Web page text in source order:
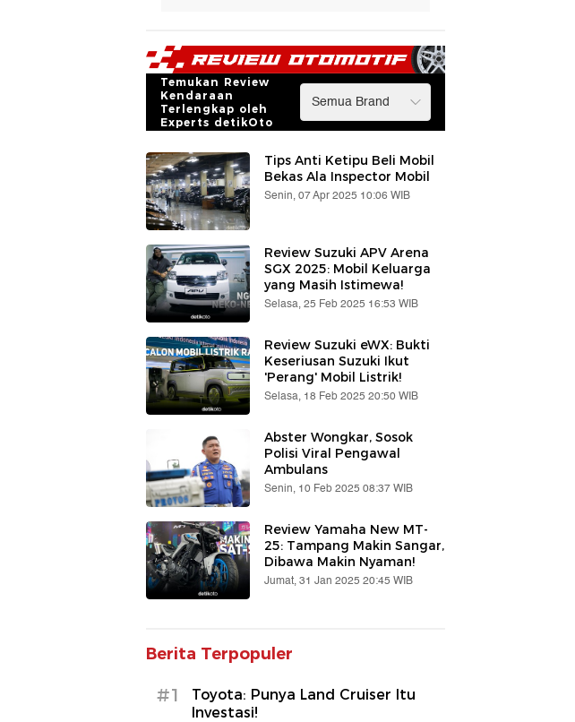
Temukan Review
Kendaraan
Terlengkap oleh
Experts detikOto
Tips Anti Ketipu Beli Mobil
Bekas Ala Inspector Mobil
Senin, 07 Apr 2025 10:06 WIB
Review Suzuki APV Arena
SGX 2025: Mobil Keluarga
yang Masih Istimewa!
Selasa, 25 Feb 2025 16:53 WIB
Review Suzuki eWX: Bukti
Keseriusan Suzuki Ikut
'Perang' Mobil Listrik!
Selasa, 18 Feb 2025 20:50 WIB
Abster Wongkar, Sosok
Polisi Viral Pengawal
Ambulans
Senin, 10 Feb 2025 08:37 WIB
Review Yamaha New MT-
25: Tampang Makin Sangar,
Dibawa Makin Nyaman!
Jumat, 31 Jan 2025 20:45 WIB
Berita Terpopuler
#1
Toyota: Punya Land Cruiser Itu
Investasi!